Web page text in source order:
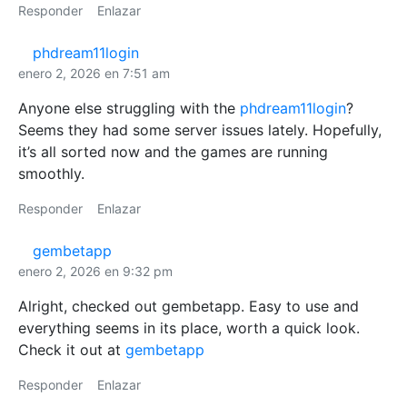
Responder Enlazar
phdream11login
enero 2, 2026 en 7:51 am
Anyone else struggling with the phdream11login?
Seems they had some server issues lately. Hopefully,
it’s all sorted now and the games are running
smoothly.
Responder Enlazar
gembetapp
enero 2, 2026 en 9:32 pm
Alright, checked out gembetapp. Easy to use and
everything seems in its place, worth a quick look.
Check it out at gembetapp
Responder Enlazar